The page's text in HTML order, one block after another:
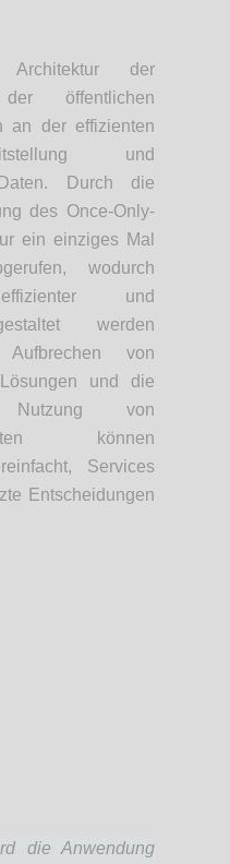
Architektur der
der öffentlichen
an der effizienten
und
Durch die
des Once-Only-
ein einziges Mal
wodurch
effizienter und
werden
von
Lösungen und die
Nutzung von
können
Services
Entscheidungen
die Anwendung